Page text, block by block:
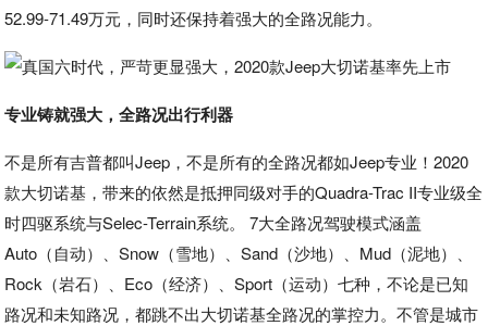
52.99-71.49万元，同时还保持着强大的全路况能力。
专业铸就强大，全路况出行利器
不是所有吉普都叫Jeep，不是所有的全路况都如Jeep专业！2020
款大切诺基，带来的依然是抵押同级对手的Quadra-Trac II专业级全
时四驱系统与Selec-Terrain系统。 7大全路况驾驶模式涵盖
Auto（自动）、Snow（雪地）、Sand（沙地）、Mud（泥地）、
Rock（岩石）、Eco（经济）、Sport（运动）七种，不论是已知
路况和未知路况，都跳不出大切诺基全路况的掌控力。不管是城市